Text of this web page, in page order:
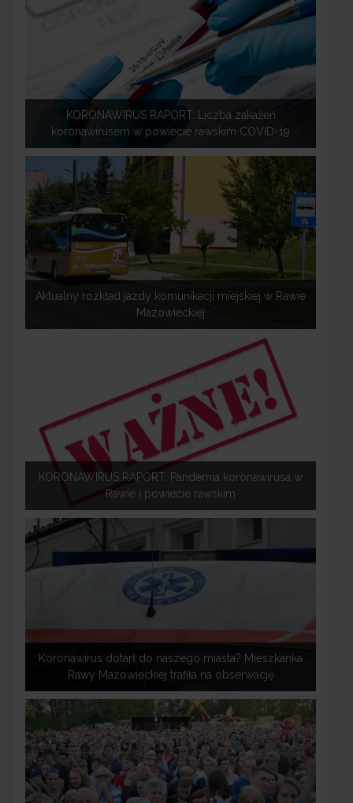
KORONAWIRUS RAPORT: Liczba zakażeń
koronawirusem w powiecie rawskim COVID-19
Aktualny rozkład jazdy komunikacji miejskiej w Rawie
Mazowieckiej
KORONAWIRUS RAPORT: Pandemia koronawirusa w
Rawie i powiecie rawskim
Koronawirus dotarł do naszego miasta? Mieszkanka
Rawy Mazowieckiej trafiła na obserwację